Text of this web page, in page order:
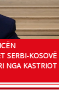
SERBI-KOSOVË
NGA KASTRIOT